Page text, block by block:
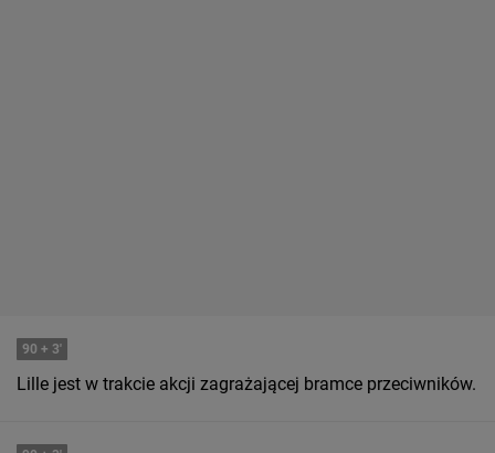
90 + 3'
Lille jest w trakcie akcji zagrażającej bramce przeciwników.